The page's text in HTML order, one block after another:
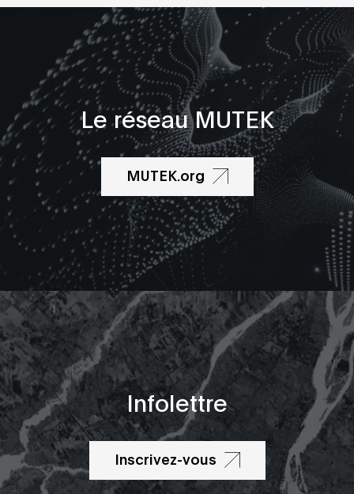
Le réseau MUTEK
MUTEK.org
Infolettre
Inscrivez-vous